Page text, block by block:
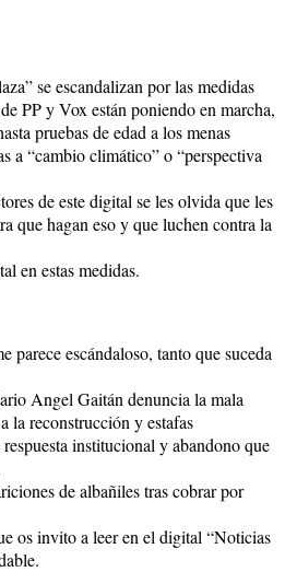
se escandalizan por las medidas
PP y Vox están poniendo en marcha,
pruebas de edad a los menas
a “cambio climático” o “perspectiva
de este digital se les olvida que les
que hagan eso y que luchen contra la
en estas medidas.
parece escándaloso, tanto que suceda
Angel Gaitán denuncia la mala
la reconstrucción y estafas
institucional y abandono que
de albañiles tras cobrar por
os invito a leer en el digital “Noticias